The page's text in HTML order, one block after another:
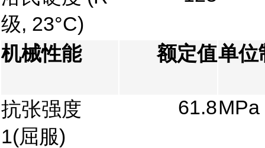
级, 23°C)
机械性能 额定值单位
抗张强度
1(屈服)
61.8MPa